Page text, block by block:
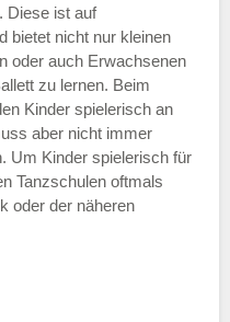
HINZUFÜGEN
Diese ist auf
bietet nicht nur kleinen
oder auch Erwachsenen
zu lernen. Beim
Kinder spielerisch an
aber nicht immer
Um Kinder spielerisch für
Tanzschulen oftmals
oder der näheren